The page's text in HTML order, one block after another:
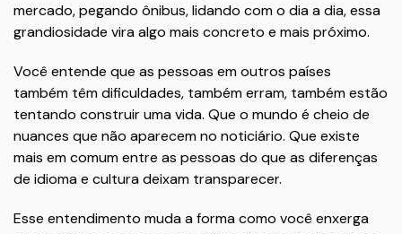
mercado, pegando ônibus, lidando com o dia a dia, essa
grandiosidade vira algo mais concreto e mais próximo.
Você entende que as pessoas em outros países
também têm dificuldades, também erram, também estão
tentando construir uma vida. Que o mundo é cheio de
nuances que não aparecem no noticiário. Que existe
mais em comum entre as pessoas do que as diferenças
de idioma e cultura deixam transparecer.
Esse entendimento muda a forma como você enxerga